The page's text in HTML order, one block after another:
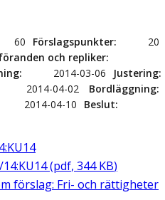
60 Förslagspunkter
20
och repliker
2014-03-06
Justering
2014-04-02
Bordläggning
2014-04-10
Beslut
(pdf, 344 KB)
förslag: Fri- och rättigheter